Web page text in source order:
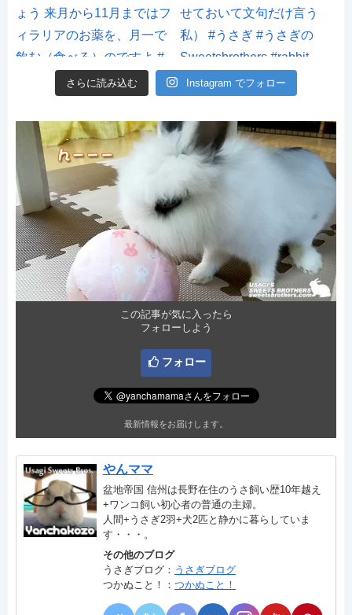
さらに読み込む Instagram でフォロー
この記事が気に入ったら
フォローしよう
フォロー
最新情報をお届けします。
やんママ
盆地帝国 信州は長野在住のうさ飼い歴10年越え
+ワンコ飼い初心者の普通の主婦。
人間+うさぎ2羽+犬2匹と静かに暮らしていま
す・・・。
その他のブログ
うさぎブログ： うさぎブログ
つかぬこと！： つかぬこと！